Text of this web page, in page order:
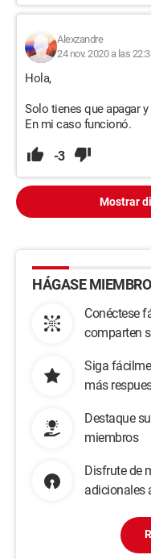
Alexzandre
24 nov. 2020 a las
Hola,
Solo tienes que apagar
En mi caso funcionó.
-3
Mostrar
HÁGASE
Conéctese
comparten
Siga
más
Destaque
miembros
Disfrute de
adicionales